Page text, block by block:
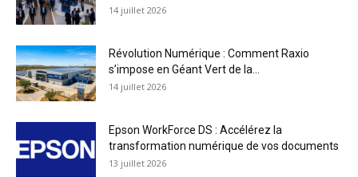
14 juillet 2026
Révolution Numérique : Comment Raxio
s’impose en Géant Vert de la...
14 juillet 2026
Epson WorkForce DS : Accélérez la
transformation numérique de vos documents
13 juillet 2026